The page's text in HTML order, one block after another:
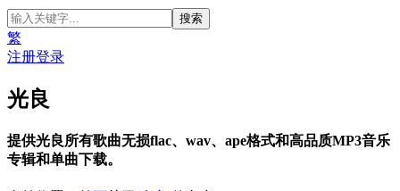
繁
注册登录
光良
提供光良所有歌曲无损flac、wav、ape格式和高品质MP3音乐
专辑和单曲下载。